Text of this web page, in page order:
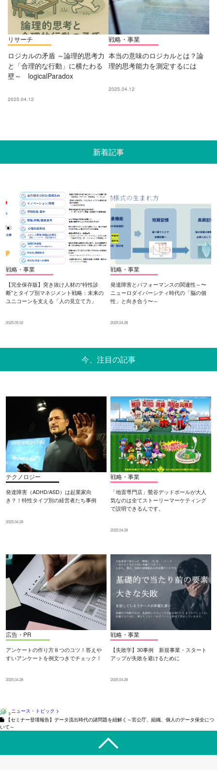
リサーチ
ロジカルの矛盾 ～論理的思考力
と「合理的な行動」に横たわる
壁～ logicalParadox
2025.04.12
戦略・事業
本当の意味のロジカルとは？論
理的思考能力を測定するには
2025.04.12
新着記事
戦略・事業
【完全保存版】突き抜け人材の“特性診
断”とタイプ別マネジメント戦略：未来の
ユニコーンを支える「人の見立て力」
2025.05.02
戦略・事業
発達障害とパフォーマンスの関連性～〜
ニューロダイバーシティ時代の「脳の個
性」と向き合う〜～
2025.04.28
今、注目の記事
テクノロジー
発達障害（ADHD/ASD）は起業家向
き？！特性タイプ別の経営者たち事例
2025.04.28
戦略・事業
「地雷専門店」鶯谷デッドボールが大人
気なのは全てストーリーマーケティング
で説明できるんです。
2025.04.28
広告・PR
アンケートの作り方８つのコツ！答えや
すいアンケートを例文つきでチェック！
2025.04.28
戦略・事業
【失敗学】30事例 新規事業・スタート
アップが失敗を避けるために
2025.04.28
> ニュース・トピック >
【セミナー登壇報告】データ流出時代の諸問題を紐解く～官公庁、組織、個人のデータ保全につ
いて～